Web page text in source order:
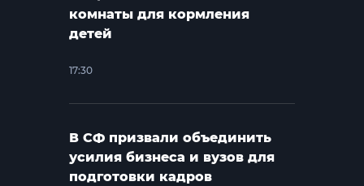
комнаты для кормления
детей
17:30
В СФ призвали объединить
усилия бизнеса и вузов для
подготовки кадров